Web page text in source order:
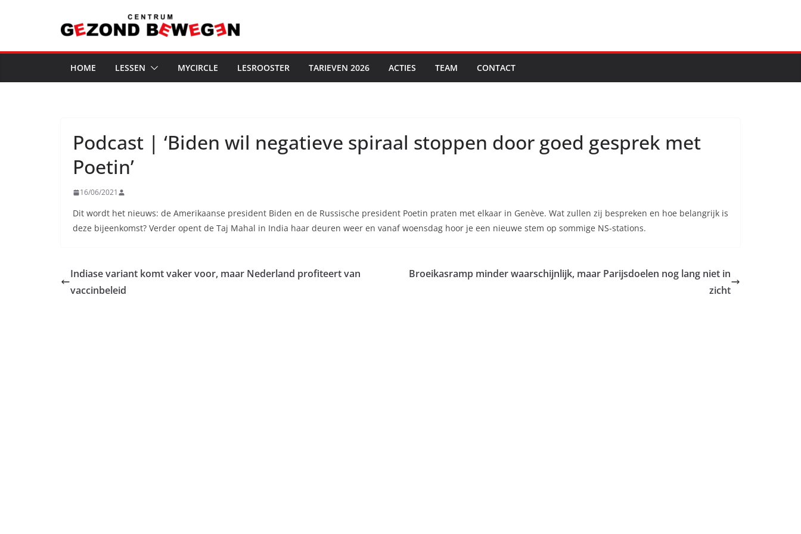
inhoud
HOME LESSEN MYCIRCLE LESROOSTER TARIEVEN 2026 ACTIES TEAM CONTACT
Podcast | ‘Biden wil negatieve spiraal stoppen door goed gesprek met
Poetin’
16/06/2021
Dit wordt het nieuws: de Amerikaanse president Biden en de Russische president Poetin praten met elkaar in Genève. Wat zullen zij bespreken en hoe belangrijk is
deze bijeenkomst? Verder opent de Taj Mahal in India haar deuren weer en vanaf woensdag hoor je een nieuwe stem op sommige NS-stations.
Indiase variant komt vaker voor, maar Nederland profiteert van
vaccinbeleid
Broeikasramp minder waarschijnlijk, maar Parijsdoelen nog lang niet in
zicht